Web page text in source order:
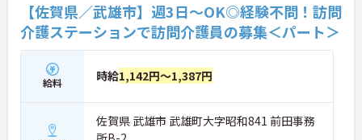
★おすすめPOINT★
・生活支援員からスタートし、サービス管理責任者
やエリアマネージャーへと続く明確なステップアッ
プの道筋が用意されています。急成長中の企業であ
るためポストも豊富にあり、専門性を高めながらマ
ネジメント職への挑戦も視野に入れていただけま
・年間休日114日、残業月平均10時間程度という就
業環境に加え、産前産後休暇や育児休暇制度がしっ
【佐賀県／武雄市】週3日～OK◎経験不問！訪問
介護ステーションで訪問介護員の募集＜パート＞
給料 時給1,142円～1,387円
佐賀県 武雄市 武雄町大字昭和841 前田事務